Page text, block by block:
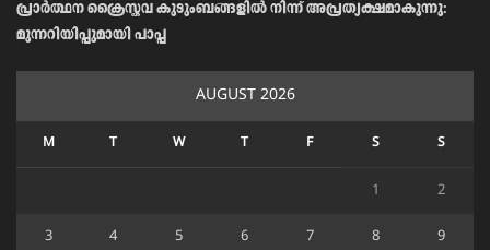
പ്രാര്‍ത്ഥന ക്രൈസ്തവ കുടുംബങ്ങളില്‍ നിന്ന് അപ്രത്യക്ഷമാകുന്നു:
മുന്നറിയിപ്പുമായി പാപ്പ
AUGUST 2026
M T W T F S S
1 2
3 4 5 6 7 8 9